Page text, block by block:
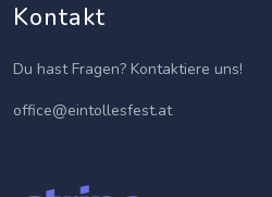
Kontakt
Du hast Fragen? Kontaktiere uns!
office@eintollesfest.at